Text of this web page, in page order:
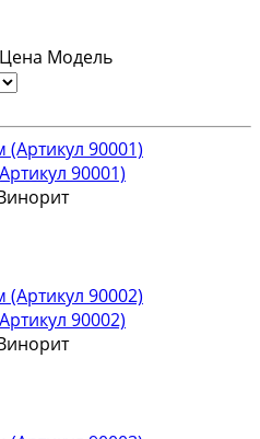
Цена Модель
90001)
90002)